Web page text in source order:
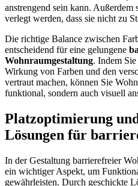
anstrengend sein kann.
verlegt werden, dass sie nicht zu
Die richtige Balance zwischen
entscheidend für eine gelungene
Wohnraumgestaltung. Indem
Wirkung von Farben und den
vertraut machen, können Sie
funktional, sondern auch visuell
Platzoptimierung
Lösungen für
In der Gestaltung barrierefreier
ein wichtiger Aspekt, um
gewährleisten. Durch geschickte